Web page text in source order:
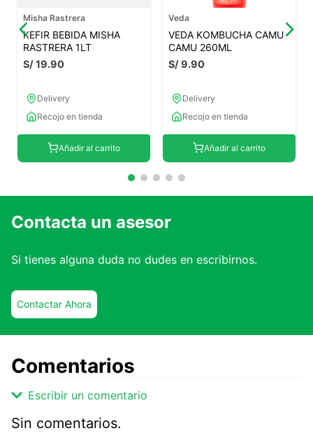
Misha Rastrera
KEFIR BEBIDA MISHA
RASTRERA 1LT
S/19.90
Delivery
Recojo en tienda
Añadir al carrito
Veda
VEDA KOMBUCHA CAMU
CAMU 260ML
S/9.90
Delivery
Recojo en tienda
Añadir al carrito
Contacta un asesor
Si tienes alguna duda no dudes en escribirnos.
Contactar Ahora
Comentarios
Escribir un comentario
Sin comentarios.